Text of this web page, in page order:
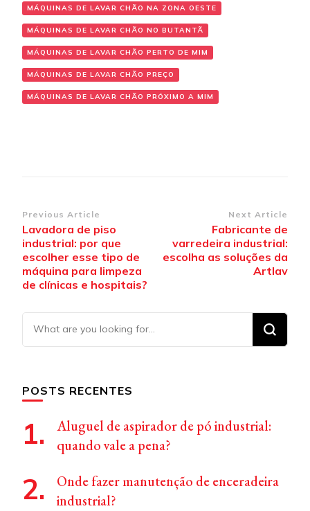
MÁQUINAS DE LAVAR CHÃO NA ZONA OESTE
MÁQUINAS DE LAVAR CHÃO NO BUTANTÃ
MÁQUINAS DE LAVAR CHÃO PERTO DE MIM
MÁQUINAS DE LAVAR CHÃO PREÇO
MÁQUINAS DE LAVAR CHÃO PRÓXIMO A MIM
Post
Navigation
Previous Article
Lavadora de piso
industrial: por que
escolher esse tipo de
máquina para limpeza
de clínicas e hospitais?
Next Article
Fabricante de
varredeira industrial:
escolha as soluções da
Artlav
Looking
for
POSTS RECENTES
Aluguel de aspirador de pó industrial:
quando vale a pena?
Onde fazer manutenção de enceradeira
industrial?